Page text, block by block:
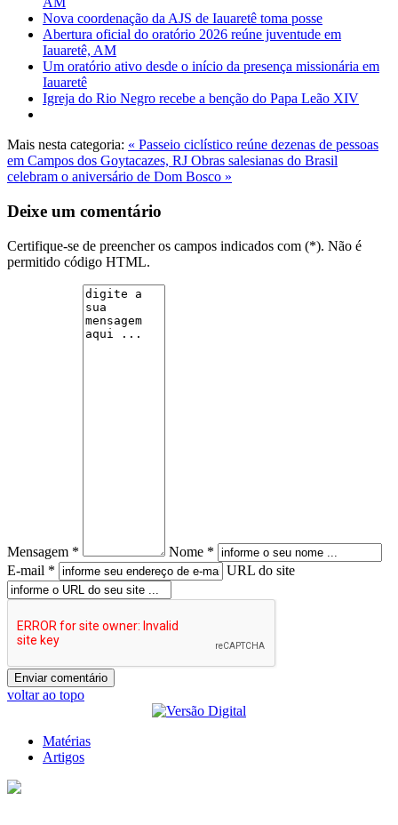
Nova coordenação da AJS de Iauaretê toma posse
Abertura oficial do oratório 2026 reúne juventude em
Iauaretê, AM
Um oratório ativo desde o início da presença missionária em
Iauaretê
Igreja do Rio Negro recebe a benção do Papa Leão XIV
Mais nesta categoria: « Passeio ciclístico reúne dezenas de pessoas
em Campos dos Goytacazes, RJ Obras salesianas do Brasil
celebram o aniversário de Dom Bosco »
Deixe um comentário
Certifique-se de preencher os campos indicados com (*). Não é
permitido código HTML.
Mensagem *
Nome *
E-mail *
URL do site
voltar ao topo
Matérias
Artigos